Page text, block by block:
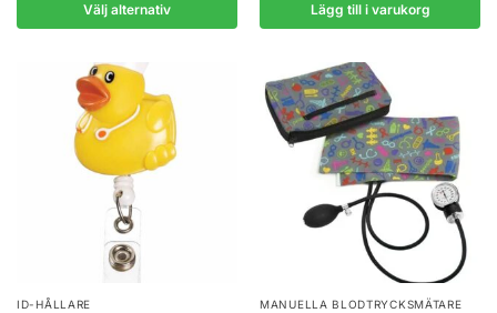
Välj alternativ Lägg till i varukorg
ID-HÅLLARE MANUELLA BLODTRYCKSMÄTARE